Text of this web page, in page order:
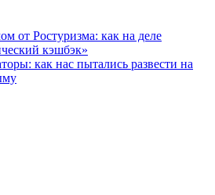
от Ростуризма: как на деле
кэшбэк»
как нас пытались развести на